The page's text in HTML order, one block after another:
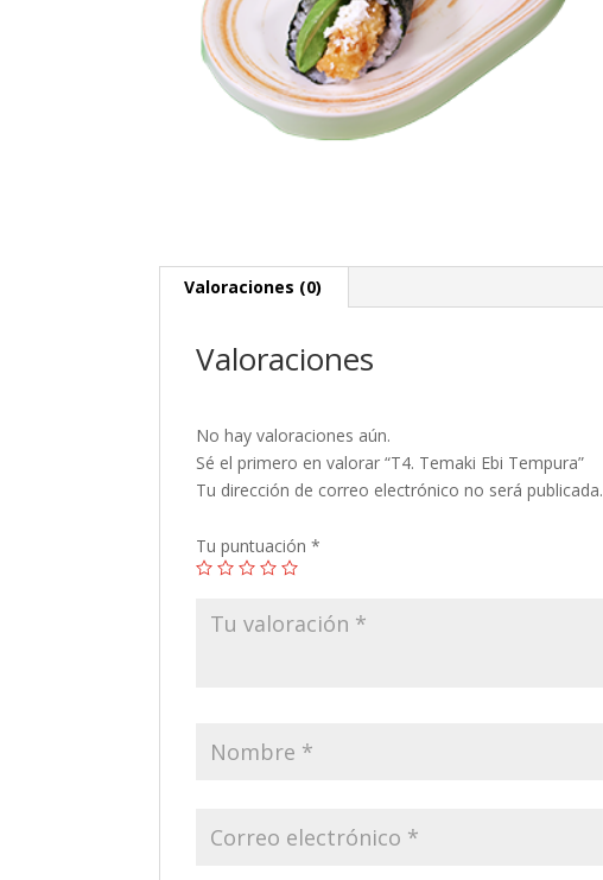
Valoraciones (0)
Valoraciones
No hay valoraciones aún.
Sé el primero en valorar “T4. Temaki Ebi Tempura”
Tu dirección de correo electrónico no será publicada.
Tu puntuación*